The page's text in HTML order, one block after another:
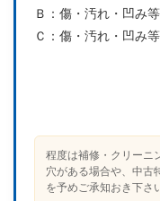
Ｂ： 傷・汚れ・凹み
Ｃ： 傷・汚れ・凹み
程度は補修・クリーニ
穴がある場合や、中古
を予めご承知おき下さ